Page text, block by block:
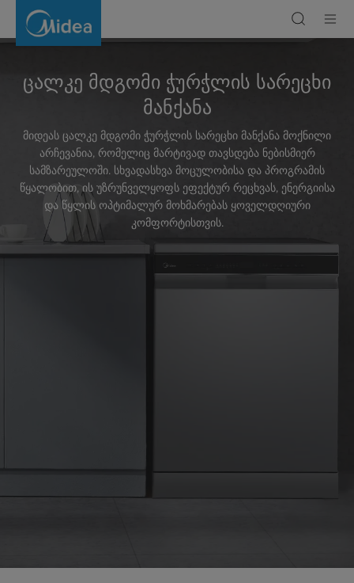
Dishwasher
ცალკე მდგომი ჭურჭლის სარეცხი
მანქანა
მიდეას ცალკე მდგომი ჭურჭლის სარეცხი მანქანა მოქნილი
არჩევანია, რომელიც მარტივად თავსდება ნებისმიერ
სამზარეულოში. სხვადასხვა მოცულობისა და პროგრამის
წყალობით, ის უზრუნველყოფს ეფექტურ რეცხვას, ენერგიისა
და წყლის ოპტიმალურ მოხმარებას ყოველდღიური
კომფორტისთვის.